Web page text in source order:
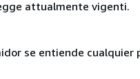
attualmente vigenti.
se entiende cualquier